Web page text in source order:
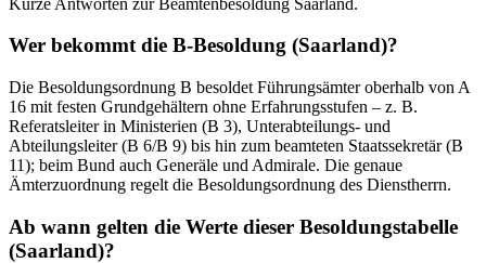
Wer bekommt die B-Besoldung (Saarland)?
Die Besoldungsordnung B besoldet Führungsämter oberhalb von A
16 mit festen Grundgehältern ohne Erfahrungsstufen – z. B.
Referatsleiter in Ministerien (B 3), Unterabteilungs- und
Abteilungsleiter (B 6/B 9) bis hin zum beamteten Staatssekretär (B
11); beim Bund auch Generäle und Admirale. Die genaue
Ämterzuordnung regelt die Besoldungsordnung des Dienstherrn.
Ab wann gelten die Werte dieser Besoldungstabelle
(Saarland)?